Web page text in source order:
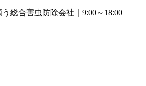
総合害虫防除会社 ｜9:00～18:00